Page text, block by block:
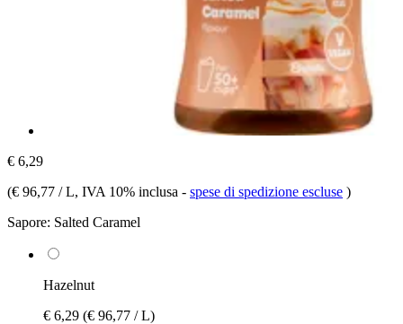
€ 6,29
(€ 96,77 / L, IVA 10% inclusa - spese di spedizione escluse )
Sapore: Salted Caramel
Hazelnut
€ 6,29 (€ 96,77 / L)